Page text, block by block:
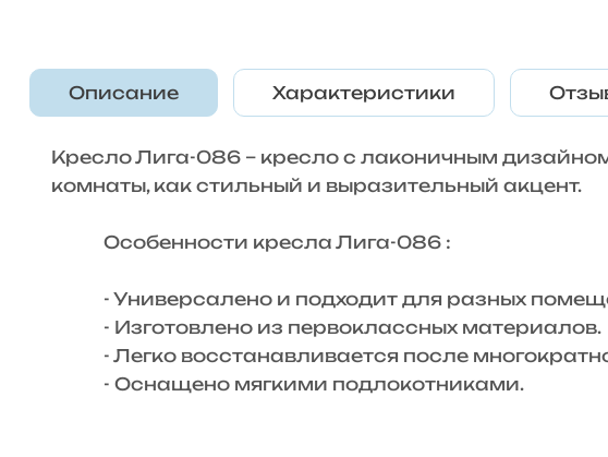
Описание Характеристики
Кресло Лига-086 – кресло с лаконичным
комнаты, как стильный и выразительный акцент.
Особенности кресла Лига-086 :
- Универсалено и подходит для разных
- Изготовлено из первоклассных материалов.
- Легко восстанавливается после
- Оснащено мягкими подлокотниками.